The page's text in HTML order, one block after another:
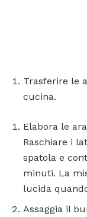
Trasferire le
cucina.
Elabora le
Raschiare i
spatola e
minuti. La
lucida
Assaggia il